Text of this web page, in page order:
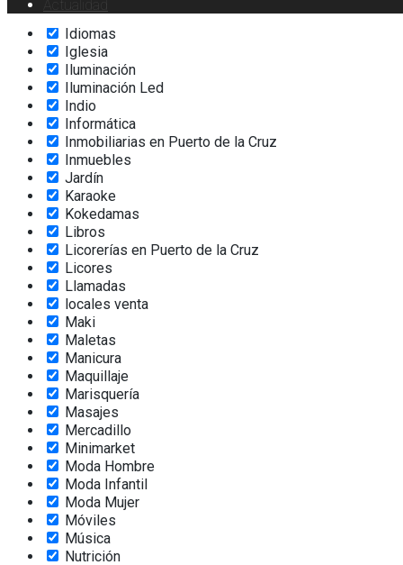
Actualidad
Ictioterapia
Idiomas
Iglesia
Iluminación
Iluminación Led
Indio
Informática
Inmobiliarias en Puerto de la Cruz
Inmuebles
Jardín
Karaoke
Kokedamas
Libros
Licorerías en Puerto de la Cruz
Licores
Llamadas
locales venta
Maki
Maletas
Manicura
Maquillaje
Marisquería
Masajes
Mercadillo
Minimarket
Moda Hombre
Moda Infantil
Moda Mujer
Móviles
Música
Nutrición